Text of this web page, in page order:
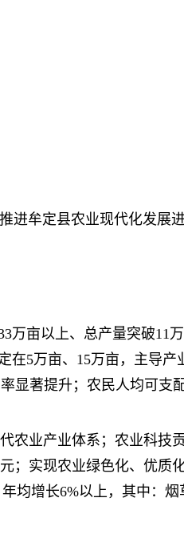
进牟定县农业现代化发展
万亩以上、总产量突破11
5万亩、15万亩，主导产
显著提升；农民人均可支
业产业体系；农业科技贡
；实现农业绿色化、优质
均增长6%以上，其中：